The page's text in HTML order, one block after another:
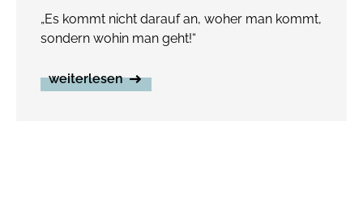
„Es kommt nicht darauf an, woher man kommt,
sondern wohin man geht!“
weiterlesen